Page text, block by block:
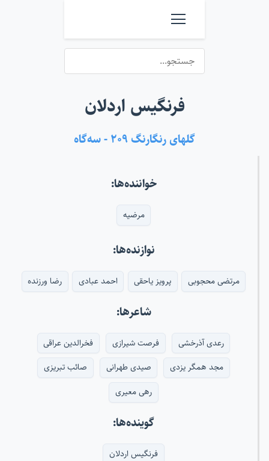
فرنگیس اردلان
گلهای رنگارنگ ۲۰۹ - سه‌گاه
خواننده‌ها:
مرضیه
نوازنده‌ها:
مرتضی محجوبی پرویز یاحقی احمد عبادی رضا ورزنده
شاعرها:
رعدی آذرخشی فرصت شیرازی
فخرالدین عراقی
مجد همگر یزدی
صیدی طهرانی
صائب تبریزی
رهی معیری
گوینده‌ها:
فرنگیس اردلان